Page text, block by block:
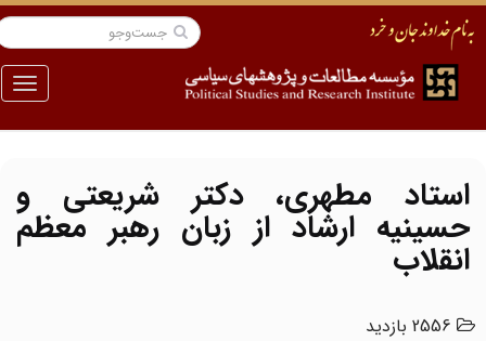
منو
استاد مطهری، دکتر شریعتی و
حسینیه ارشاد از زبان رهبر معظم
انقلاب
2556 بازدید